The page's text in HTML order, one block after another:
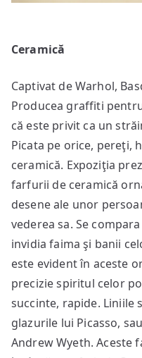
Ceramică
Captivat de Warhol,
Producea graffiti
că este privit ca un
Picata pe orice, pereţi,
ceramică. Expoziţia
farfurii de ceramică
desene ale unor
vederea sa. Se
invidia faima şi banii
este evident în aceste
precizie spiritul celor
succinte, rapide. Liniile
glazurile lui Picasso,
Andrew Wyeth. Aceste